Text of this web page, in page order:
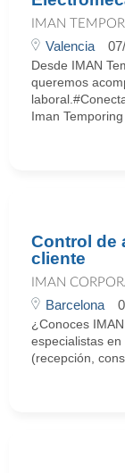
IMAN
Valencia
Desde IMAN
queremos
Iman Temporing
Control de
cliente
IMAN
Barcelona
¿Conoces
especialistas
(recepción,